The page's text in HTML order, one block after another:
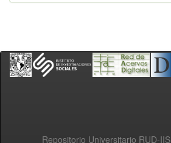
Repositorio Universitario RUD-IIS